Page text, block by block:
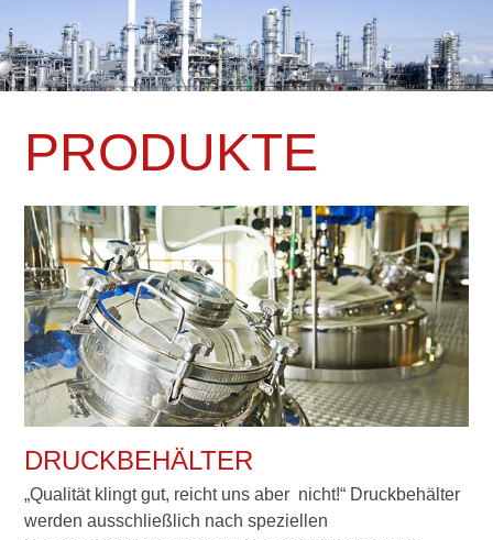
PRODUKTE
DRUCKBEHÄLTER
„Qualität klingt gut, reicht uns aber nicht!“ Druckbehälter
werden ausschließlich nach speziellen